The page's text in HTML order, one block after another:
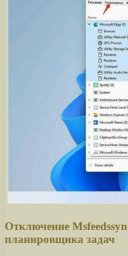
Отключение
планировщика задач